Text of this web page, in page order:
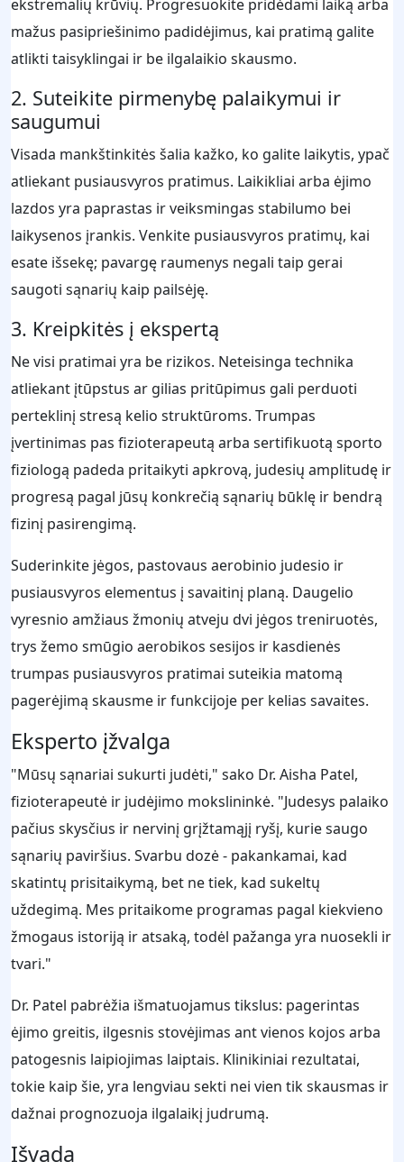
ekstremalių krūvių. Progresuokite pridėdami laiką arba
mažus pasipriešinimo padidėjimus, kai pratimą galite
atlikti taisyklingai ir be ilgalaikio skausmo.
2. Suteikite pirmenybę palaikymui ir
saugumui
Visada mankštinkitės šalia kažko, ko galite laikytis, ypač
atliekant pusiausvyros pratimus. Laikikliai arba ėjimo
lazdos yra paprastas ir veiksmingas stabilumo bei
laikysenos įrankis. Venkite pusiausvyros pratimų, kai
esate išsekę; pavargę raumenys negali taip gerai
saugoti sąnarių kaip pailsėję.
3. Kreipkitės į ekspertą
Ne visi pratimai yra be rizikos. Neteisinga technika
atliekant įtūpstus ar gilias pritūpimus gali perduoti
perteklinį stresą kelio struktūroms. Trumpas
įvertinimas pas fizioterapeutą arba sertifikuotą sporto
fiziologą padeda pritaikyti apkrovą, judesių amplitudę ir
progresą pagal jūsų konkrečią sąnarių būklę ir bendrą
fizinį pasirengimą.
Suderinkite jėgos, pastovaus aerobinio judesio ir
pusiausvyros elementus į savaitinį planą. Daugelio
vyresnio amžiaus žmonių atveju dvi jėgos treniruotės,
trys žemo smūgio aerobikos sesijos ir kasdienės
trumpas pusiausvyros pratimai suteikia matomą
pagerėjimą skausme ir funkcijoje per kelias savaites.
Eksperto įžvalga
"Mūsų sąnariai sukurti judėti," sako Dr. Aisha Patel,
fizioterapeutė ir judėjimo mokslininkė. "Judesys palaiko
pačius skysčius ir nervinį grįžtamąjį ryšį, kurie saugo
sąnarių paviršius. Svarbu dozė - pakankamai, kad
skatintų prisitaikymą, bet ne tiek, kad sukeltų
uždegimą. Mes pritaikome programas pagal kiekvieno
žmogaus istoriją ir atsaką, todėl pažanga yra nuosekli ir
tvari."
Dr. Patel pabrėžia išmatuojamus tikslus: pagerintas
ėjimo greitis, ilgesnis stovėjimas ant vienos kojos arba
patogesnis laipiojimas laiptais. Klinikiniai rezultatai,
tokie kaip šie, yra lengviau sekti nei vien tik skausmas ir
dažnai prognozuoja ilgalaikį judrumą.
Išvada